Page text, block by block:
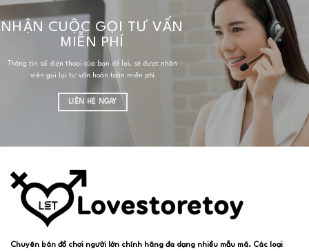
NHẬN CUỘC GỌI TƯ VẤN
MIỄN PHÍ
Thông tin số điện thoại của bạn để lại, sẽ được nhân
viên gọi lại tư vấn hoàn toàn miễn phí
LIÊN HỆ NGAY
Chuyên bán đồ chơi người lớn chính hãng đa dạng nhiều mẫu mã. Các loại